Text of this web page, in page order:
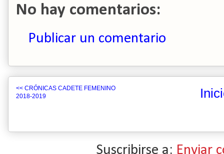
No hay comentarios:
Publicar un comentario
<< CRÓNICAS CADETE FEMENINO
2018-2019
Suscribirse a: Enviar